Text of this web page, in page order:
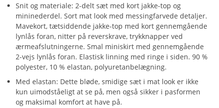
Snit og materiale: 2-delt sæt med kort jakke-top og
mininederdel. Sort mat look med messingfarvede detaljer.
Mavekort, tætsiddende jakke-top med kort gennemgående
lynlås foran, nitter på reverskrave, trykknapper ved
ærmeafslutningerne. Smal miniskirt med gennemgående
2-vejs lynlås foran. Elastisk linning med ringe i siden. 90 %
polyester, 10 % elastan, polyuretanbelægning.
Med elastan: Dette bløde, smidige sæt i mat look er ikke
kun uimodståeligt at se på, men også sikker i pasformen
og maksimal komfort at have på.